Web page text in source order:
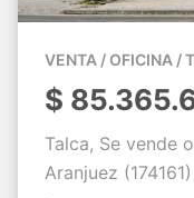
VENTA / OFICINA /
$
Talca, Se vende
Aranjuez (174161)